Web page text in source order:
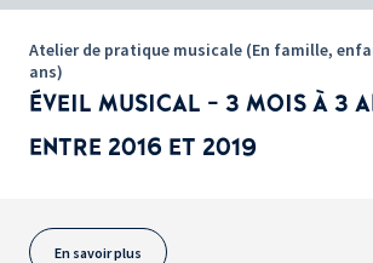
Atelier de pratique musicale (En famille,
ans)
ÉVEIL MUSICAL - 3 MOIS À 3
ENTRE 2016 ET 2019
En savoir plus